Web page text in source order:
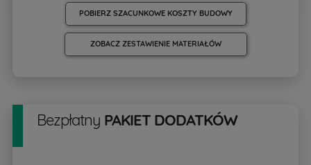
POBIERZ SZACUNKOWE KOSZTY BUDOWY
ZOBACZ ZESTAWIENIE MATERIAŁÓW
Bezpłatny PAKIET DODATKÓW